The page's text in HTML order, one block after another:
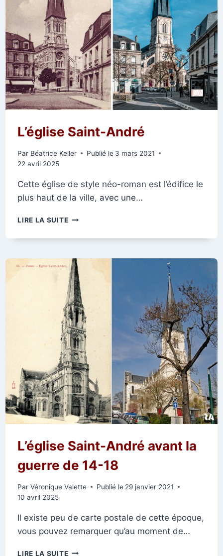
L’église Saint-André
Par Béatrice Keller Publié le 3 mars 2021
22 avril 2025
Cette église de style néo-roman est l’édifice le
plus haut de la ville, avec une…
LIRE LA SUITEL’ÉGLISE
ANDRÉ
L’église Saint-André avant la
guerre de 14-18
Par Véronique Valette Publié le 29 janvier 2021
10 avril 2025
Il existe peu de carte postale de cette époque,
vous pouvez remarquer qu’au moment de…
LIRE LA SUITEL’ÉGLISE